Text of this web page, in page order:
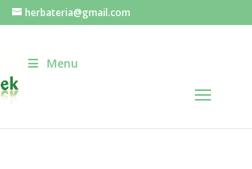
herbateria@gmail.com
Menu